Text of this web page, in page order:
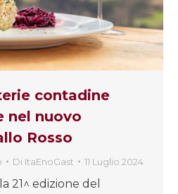
contadine
nel nuovo
Rosso
Di ItaEnoGast 11 Luglio 2024
21^ edizione del